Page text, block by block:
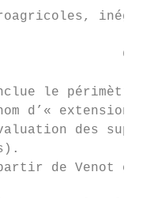
le périmètre
d’« extension
des
de Venot et